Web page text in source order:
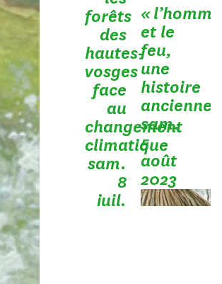
forêts
des
hautes-
vosges
face
au
changement
climatique
sam.
8
juil.
« l’homme
et le
feu,
une
histoire
ancienne
sam.
5
août
2023